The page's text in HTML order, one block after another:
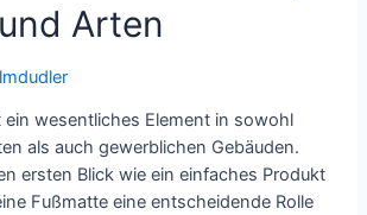
Arten
ein wesentliches Element in sowohl
als auch gewerblichen Gebäuden.
ersten Blick wie ein einfaches Produkt
Fußmatte eine entscheidende Rolle